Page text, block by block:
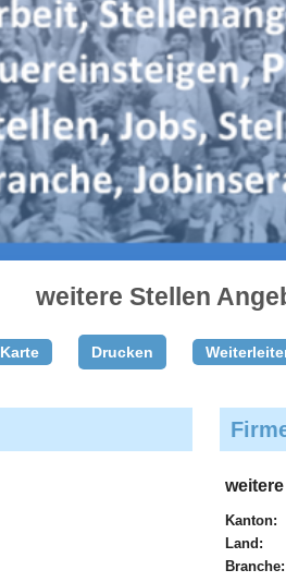
weitere Stellen
Karte Drucken
Kanton:
Land:
Branche: